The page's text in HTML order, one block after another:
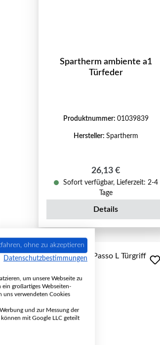
Spartherm ambiente a1
Türfeder
Produktnummer: 01039839
Hersteller: Spartherm
Regulärer Preis:
26,13 €
Sofort verfügbar, Lieferzeit: 2-4
Tage
Details
ohne zu akzeptieren
Datenschutzbestimmungen
um unsere Webseite zu
ein großartiges Webseiten-
uns verwendeten Cookies
und zur Messung der
mit Google LLC geteilt